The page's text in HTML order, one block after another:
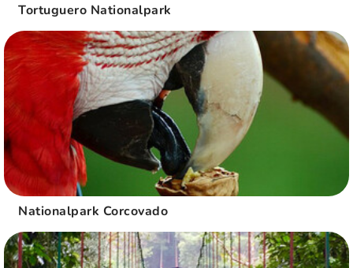
Tortuguero Nationalpark
Nationalpark Corcovado